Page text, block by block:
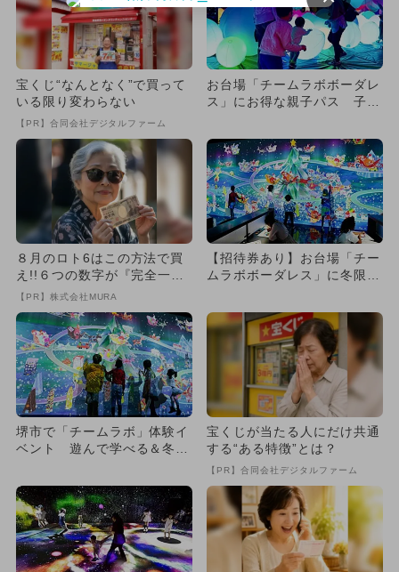
宝くじ“なんとなく”で買って
いる限り変わらない
【PR】合同会社デジタルファーム
お台場「チームラボボーダレ
ス」にお得な親子パス 子供
８月のロト6はこの方法で買
え!!６つの数字が『完全一
致』する方法
【PR】株式会社MURA
【招待券あり】お台場「チー
ムラボボーダレス」に冬限定
堺市で「チームラボ」体験イ
ベント 遊んで学べる＆冬休
宝くじが当たる人にだけ共通
する“ある特徴”とは？
【PR】合同会社デジタルファーム